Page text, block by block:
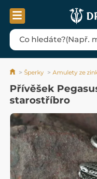
Šperky Amulety ze
Přívěšek
starostříbro